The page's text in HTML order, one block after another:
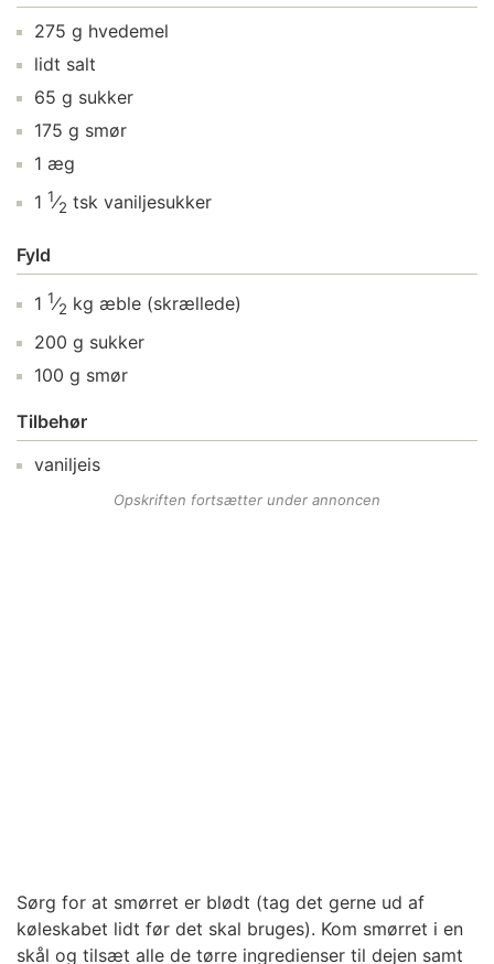
275 g hvedemel
lidt salt
65 g sukker
175 g smør
1 æg
1 1⁄2 tsk vaniljesukker
Fyld
1 1⁄2 kg æble (skrællede)
200 g sukker
100 g smør
Tilbehør
vaniljeis
Opskriften fortsætter under annoncen
Sørg for at smørret er blødt (tag det gerne ud af
køleskabet lidt før det skal bruges). Kom smørret i en
skål og tilsæt alle de tørre ingredienser til dejen samt